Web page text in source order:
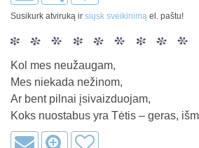
Susikurk atviruką ir siųsk sveikinimą el. paštu!
Kol mes neužaugam,
Mes niekada nežinom,
Ar bent pilnai įsivaizduojam,
Koks nuostabus yra Tėtis – geras,